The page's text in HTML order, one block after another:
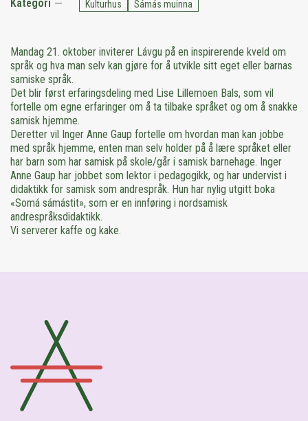
Kategori Kulturhus Sámás muinna
Mandag 21. oktober inviterer Lávgu på en inspirerende kveld om
språk og hva man selv kan gjøre for å utvikle sitt eget eller barnas
samiske språk.
Det blir først erfaringsdeling med Lise Lillemoen Bals, som vil
fortelle om egne erfaringer om å ta tilbake språket og om å snakke
samisk hjemme.
Deretter vil Inger Anne Gaup fortelle om hvordan man kan jobbe
med språk hjemme, enten man selv holder på å lære språket eller
har barn som har samisk på skole/går i samisk barnehage. Inger
Anne Gaup har jobbet som lektor i pedagogikk, og har undervist i
didaktikk for samisk som andrespråk. Hun har nylig utgitt boka
«Somá sámástit», som er en innføring i nordsamisk
andrespråksdidaktikk.
Vi serverer kaffe og kake.